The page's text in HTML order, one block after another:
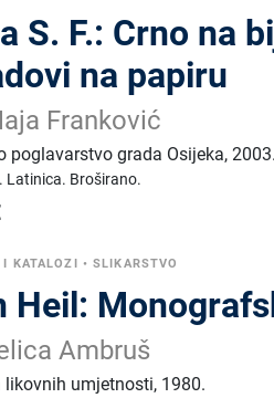
S. F.: Crno na
na papiru
Franković
poglavarstvo grada Osijeka,2003.
Latinica. Broširano.
I KATALOZI •SLIKARSTVO
Heil:
Ambruš
likovnih umjetnosti, 1980.